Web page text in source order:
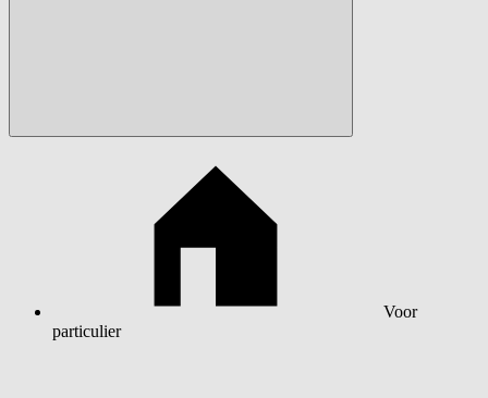
Voor
particulier